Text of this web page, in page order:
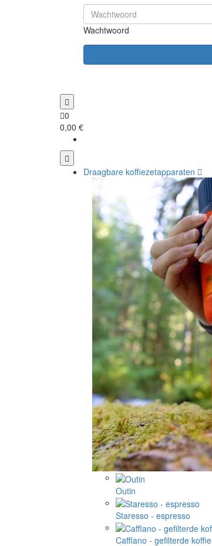
Wachtwoord
0
0,00 €
Draagbare koffiezetapparaten
Outin
Staresso - espresso
Cafflano - gefilterde koffie